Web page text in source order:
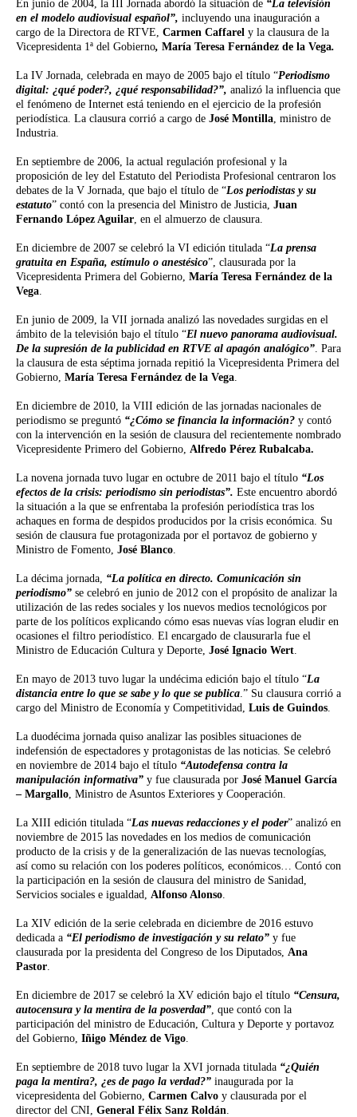
En junio de 2004, la III Jornada abordó la situación de “La televisión
en el modelo audiovisual español”, incluyendo una inauguración a
cargo de la Directora de RTVE, Carmen Caffarel y la clausura de la
Vicepresidenta 1ª del Gobierno, María Teresa Fernández de la Vega.
La IV Jornada, celebrada en mayo de 2005 bajo el título “Periodismo
digital: ¿qué poder?, ¿qué responsabilidad?”, analizó la influencia que
el fenómeno de Internet está teniendo en el ejercicio de la profesión
periodística. La clausura corrió a cargo de José Montilla, ministro de
Industria.
En septiembre de 2006, la actual regulación profesional y la
proposición de ley del Estatuto del Periodista Profesional centraron los
debates de la V Jornada, que bajo el título de “Los periodistas y su
estatuto” contó con la presencia del Ministro de Justicia, Juan
Fernando López Aguilar, en el almuerzo de clausura.
En diciembre de 2007 se celebró la VI edición titulada “La prensa
gratuita en España, estímulo o anestésico”, clausurada por la
Vicepresidenta Primera del Gobierno, María Teresa Fernández de la
Vega.
En junio de 2009, la VII jornada analizó las novedades surgidas en el
ámbito de la televisión bajo el título “El nuevo panorama audiovisual.
De la supresión de la publicidad en RTVE al apagón analógico”. Para
la clausura de esta séptima jornada repitió la Vicepresidenta Primera del
Gobierno, María Teresa Fernández de la Vega.
En diciembre de 2010, la VIII edición de las jornadas nacionales de
periodismo se preguntó “¿Cómo se financia la información? y contó
con la intervención en la sesión de clausura del recientemente nombrado
Vicepresidente Primero del Gobierno, Alfredo Pérez Rubalcaba.
La novena jornada tuvo lugar en octubre de 2011 bajo el título “Los
efectos de la crisis: periodismo sin periodistas”. Este encuentro abordó
la situación a la que se enfrentaba la profesión periodística tras los
achaques en forma de despidos producidos por la crisis económica. Su
sesión de clausura fue protagonizada por el portavoz de gobierno y
Ministro de Fomento, José Blanco.
La décima jornada, “La política en directo. Comunicación sin
periodismo” se celebró en junio de 2012 con el propósito de analizar la
utilización de las redes sociales y los nuevos medios tecnológicos por
parte de los políticos explicando cómo esas nuevas vías logran eludir en
ocasiones el filtro periodístico. El encargado de clausurarla fue el
Ministro de Educación Cultura y Deporte, José Ignacio Wert.
En mayo de 2013 tuvo lugar la undécima edición bajo el título “La
distancia entre lo que se sabe y lo que se publica.” Su clausura corrió a
cargo del Ministro de Economía y Competitividad, Luis de Guindos.
La duodécima jornada quiso analizar las posibles situaciones de
indefensión de espectadores y protagonistas de las noticias. Se celebró
en noviembre de 2014 bajo el título “Autodefensa contra la
manipulación informativa” y fue clausurada por José Manuel García
– Margallo, Ministro de Asuntos Exteriores y Cooperación.
La XIII edición titulada “Las nuevas redacciones y el poder” analizó en
noviembre de 2015 las novedades en los medios de comunicación
producto de la crisis y de la generalización de las nuevas tecnologías,
así como su relación con los poderes políticos, económicos… Contó con
la participación en la sesión de clausura del ministro de Sanidad,
Servicios sociales e igualdad, Alfonso Alonso.
La XIV edición de la serie celebrada en diciembre de 2016 estuvo
dedicada a “El periodismo de investigación y su relato” y fue
clausurada por la presidenta del Congreso de los Diputados, Ana
Pastor.
En diciembre de 2017 se celebró la XV edición bajo el título “Censura,
autocensura y la mentira de la posverdad”, que contó con la
participación del ministro de Educación, Cultura y Deporte y portavoz
del Gobierno, Iñigo Méndez de Vigo.
En septiembre de 2018 tuvo lugar la XVI jornada titulada “¿Quién
paga la mentira?, ¿es de pago la verdad?” inaugurada por la
vicepresidenta del Gobierno, Carmen Calvo y clausurada por el
director del CNI, General Félix Sanz Roldán.